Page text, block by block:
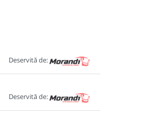
Deservită de:
Deservită de: